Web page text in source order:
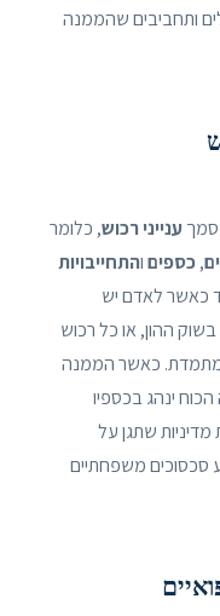
ותחביבים שהממנה
ענייני רכוש, כלומר
,כספיםוהתחייבויות
כאשר לאדם יש
ההון, או כל רכוש
מתמדת. כאשר הממנה
ינהג בכספיו
מדיניות שתגן על
סכסוכים משפחתיים